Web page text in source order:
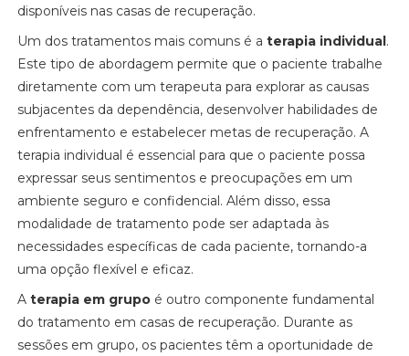
disponíveis nas casas de recuperação.
Um dos tratamentos mais comuns é aterapia individual.
Este tipo de abordagem permite que o paciente trabalhe
diretamente com um terapeuta para explorar as causas
subjacentes da dependência, desenvolver habilidades de
enfrentamento e estabelecer metas de recuperação. A
terapia individual é essencial para que o paciente possa
expressar seus sentimentos e preocupações em um
ambiente seguro e confidencial. Além disso, essa
modalidade de tratamento pode ser adaptada às
necessidades específicas de cada paciente, tornando-a
uma opção flexível e eficaz.
Aterapia em grupo é outro componente fundamental
do tratamento em casas de recuperação. Durante as
sessões em grupo, os pacientes têm a oportunidade de